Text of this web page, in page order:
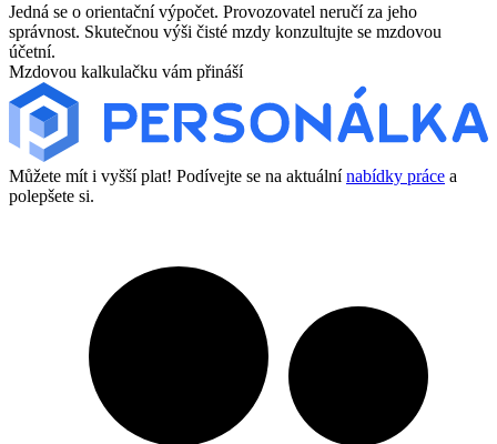
Jedná se o orientační výpočet. Provozovatel neručí za jeho
správnost. Skutečnou výši čisté mzdy konzultujte se mzdovou
účetní.
Mzdovou kalkulačku vám přináší
Můžete mít i vyšší plat! Podívejte se na aktuálnínabídky práce a
polepšete si.